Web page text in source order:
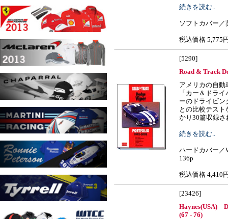
続きを読む..
ソフトカバー／
税込価格 5,775
[5290]
Road & Track
アメリカの自動
「カー＆ドラ
ーのドライビン
との比較テス
かり30篇収録
続きを読む..
ハードカバー／
136p
税込価格 4,410
[23426]
Haynes(USA)
(67 - 76)